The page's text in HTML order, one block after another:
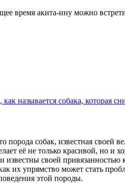
время акита-ину можно
называется собака, которая
порода собак, известная своей
её не только красивой, но и
своей
их упрямство может стать
этой породы.